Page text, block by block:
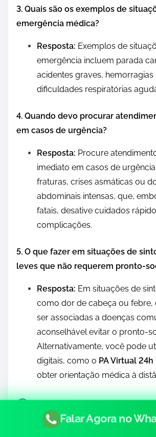
3. Quais são os exemplos de
emergência médica?
Resposta: Exemplos de
emergência incluem parada
acidentes graves, hemorragias
dificuldades respiratórias
4. Quando devo procurar
em casos de urgência?
Resposta: Procure
imediato em casos de
fraturas, crises asmáticas ou
abdominais intensas, que,
fatais, desative cuidados
complicações.
5. O que fazer em situações de
leves que não requerem pronto-
Resposta: Em situações de
como dor de cabeça ou febre,
ser associadas a doenças
aconselhável evitar o pronto-
Alternativamente, você pode
digitais, como o PA Virtual
obter orientação médica à
P
Falar Agora no